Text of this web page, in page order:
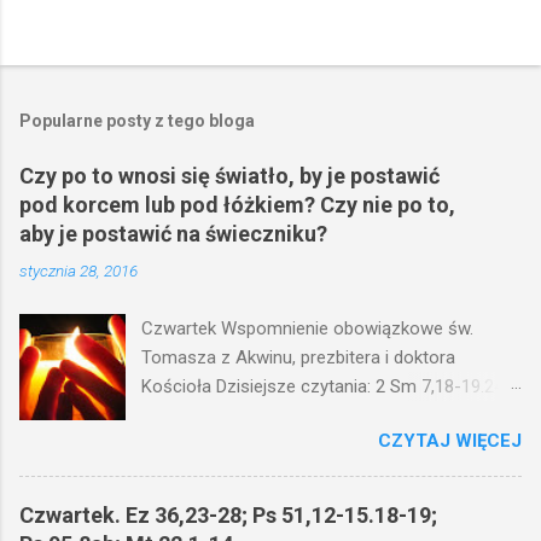
e
i
j
k
o
m
n
t
a
r
z
Popularne posty z tego bloga
Czy po to wnosi się światło, by je postawić
pod korcem lub pod łóżkiem? Czy nie po to,
aby je postawić na świeczniku?
stycznia 28, 2016
Czwartek Wspomnienie obowiązkowe św.
Tomasza z Akwinu, prezbitera i doktora
Kościoła Dzisiejsze czytania: 2 Sm 7,18-19.24-
(Mk 4,21-25) Jezus mówił ludowi: Czy po to
wnosi się światło, by je postawić pod korcem
lub pod łóżkiem? Czy nie po to, aby je postawić
na świeczniku? Nie ma bowiem nic ukrytego, co
CZYTAJ WIĘCEJ
Czwartek. Ez 36,23-28; Ps 51,12-15.18-19;